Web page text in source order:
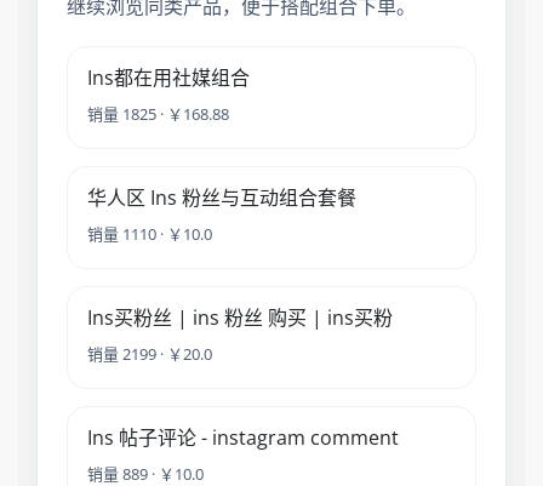
继续浏览同类产品，便于搭配组合下单。
Ins都在用社媒组合
销量 1825 · ￥168.88
华人区 Ins 粉丝与互动组合套餐
销量 1110 · ￥10.0
Ins买粉丝 | ins 粉丝 购买 | ins买粉
销量 2199 · ￥20.0
Ins 帖子评论 - instagram comment
销量 889 · ￥10.0